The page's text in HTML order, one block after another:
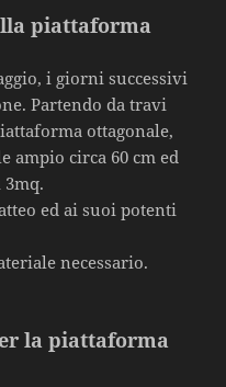
piattaforma
i giorni successivi
Partendo da travi
ottagonale,
ampio circa 60 cm ed
ed ai suoi potenti
necessario.
la piattaforma